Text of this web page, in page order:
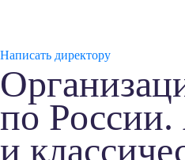
Написать директору
по России.
и